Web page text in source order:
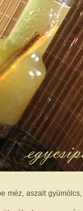
méz, aszalt